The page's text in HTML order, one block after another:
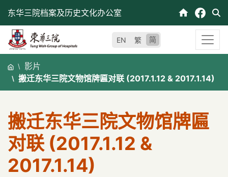
东华三院档案及历史文化办公室
EN 繁 简
影片
搬迁东华三院文物馆牌匾对联 (2017.1.12 & 2017.1.14)
搬迁东华三院文物馆牌匾
对联 (2017.1.12 &
2017.1.14)